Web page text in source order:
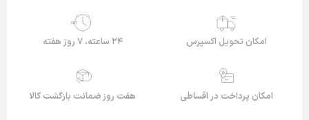
امکان تحویل اکسپرس
24/7
۲۴ ساعته، ۷ روز هفته
امکان پرداخت در اقساطی هفت روز ضمانت بازگشت کالا